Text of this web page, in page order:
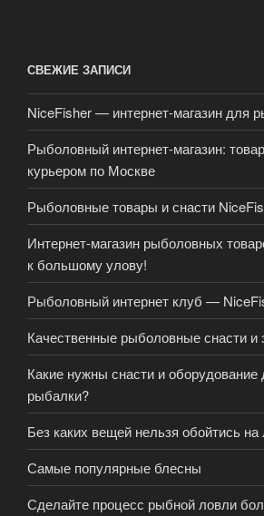
СВЕЖИЕ ЗАПИСИ
NiceFisher — интернет-магазин для
Рыболовный интернет-магазин:
курьером по Москве
Рыболовные товары и снасти
Интернет-магазин рыболовных
к большому улову!
Рыболовный интернет клуб —
Качественные рыболовные снасти и
Какие нужны снасти и оборудование
рыбалки?
Без каких вещей нельзя обойтись
Самые популярные блесны
Сделайте процесс рыбной ловли